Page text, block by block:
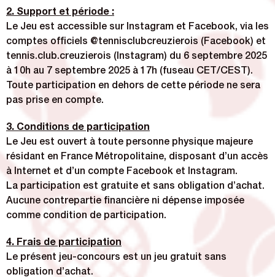
2. Support et période :
Le Jeu est accessible sur Instagram et Facebook, via les
comptes officiels @tennisclubcreuzierois (Facebook) et
tennis.club.creuzierois (Instagram) du 6 septembre 2025
à 10h au 7 septembre 2025 à 17h (fuseau CET/CEST).
Toute participation en dehors de cette période ne sera
pas prise en compte.
3. Conditions de participation
Le Jeu est ouvert à toute personne physique majeure
résidant en France Métropolitaine, disposant d’un accès
à Internet et d’un compte Facebook et Instagram.
La participation est gratuite et sans obligation d’achat.
Aucune contrepartie financière ni dépense imposée
comme condition de participation.
4. Frais de participation
Le présent jeu-concours est un jeu gratuit sans
obligation d’achat.